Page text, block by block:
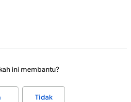
ini membantu?
Tidak